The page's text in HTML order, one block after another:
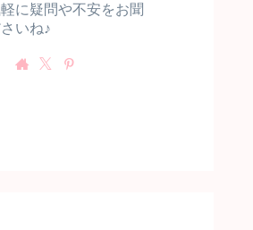
に疑問や不安をお聞
いね♪